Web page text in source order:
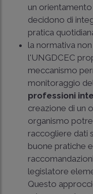
un
decidono di
pratica
la normativa
l'UNGDCEC
meccanismo
monitoraggio
professioni
creazione di un
organismo
raccogliere dati
buone pratiche
legislatore
Questo